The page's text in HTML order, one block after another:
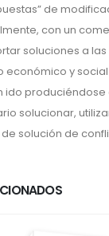
de
con un
soluciones a
económico y
ido produciéndose
solucionar,
solución de